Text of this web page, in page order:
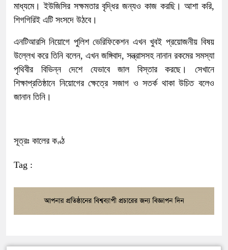
মাধ্যমে। ইউজিসির সক্ষমতার বৃদ্ধির জন্যও কাজ করছি। আশা করি,
শিগগিরিই এটি সংসদে উঠবে।
এনটিআরসি নিয়োগে পুলিশ ভেরিফিকেশন এখন খুবই প্রয়োজনীয় বিষয়
উল্লেখ করে তিনি বলেন, এখন জঙ্গিবাদ, সন্ত্রাসসহ নানান রকমের সমস্যা
পৃথিবীর বিভিন্ন দেশে যেভাবে জাল বিস্তার করছে। সেখানে
শিক্ষাপ্রতিষ্ঠানে নিয়োগের ক্ষেত্রে সজাগ ও সতর্ক থাকা উচিত বলেও
জানান তিনি।
সূত্রঃ কালের কণ্ঠ
Tag :